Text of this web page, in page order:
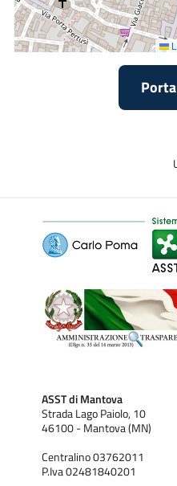
ASST di Mantova
Strada Lago Paiolo, 10
46100 - Mantova (MN)
Centralino 03762011
P.Iva 02481840201